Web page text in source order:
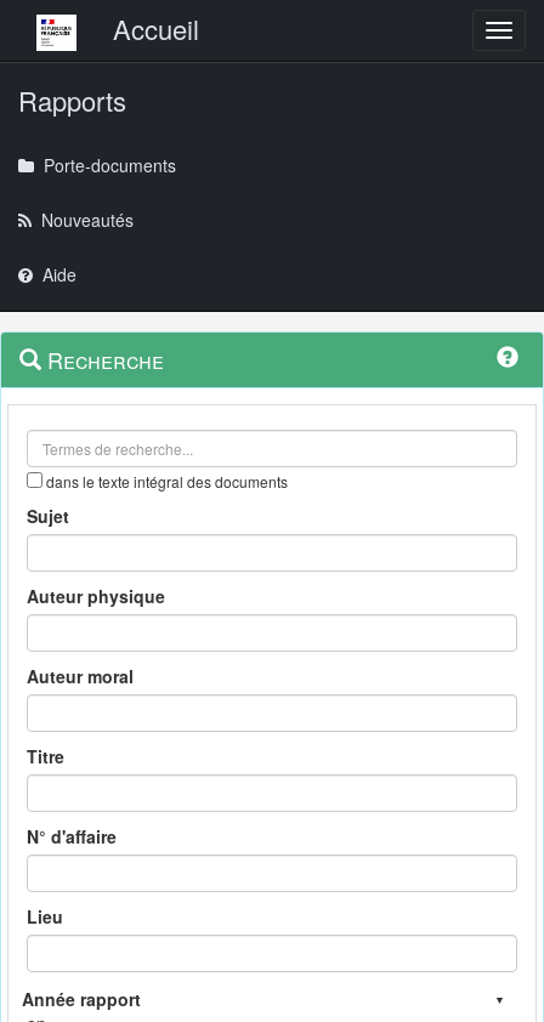
Menu principalAccueil
Rapports
Porte-documents
Nouveautés
Aide
Navigation
outils
Menu
contextuel
Recherche
dans le texte intégral des documents
Sujet
Auteur physique
Auteur moral
Titre
N° d'affaire
Lieu